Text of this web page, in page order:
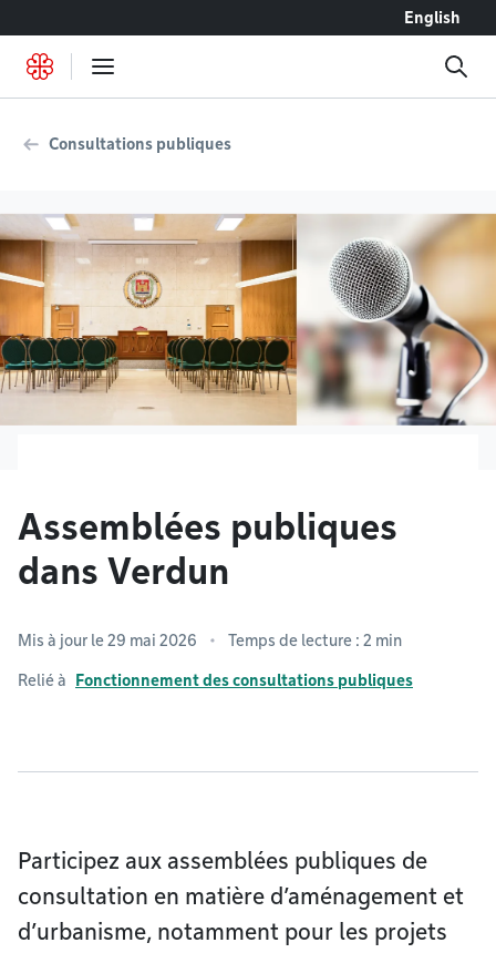
English
Consultations publiques
Assemblées publiques
dans Verdun
Mis à jour le 29 mai 2026 Temps de lecture : 2 min
Relié à Fonctionnement des consultations publiques
Participez aux assemblées publiques de
consultation en matière d’aménagement et
d’urbanisme, notamment pour les projets